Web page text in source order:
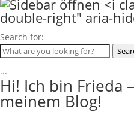
Search for:
...
Hi! Ich bin Frieda
meinem Blog!